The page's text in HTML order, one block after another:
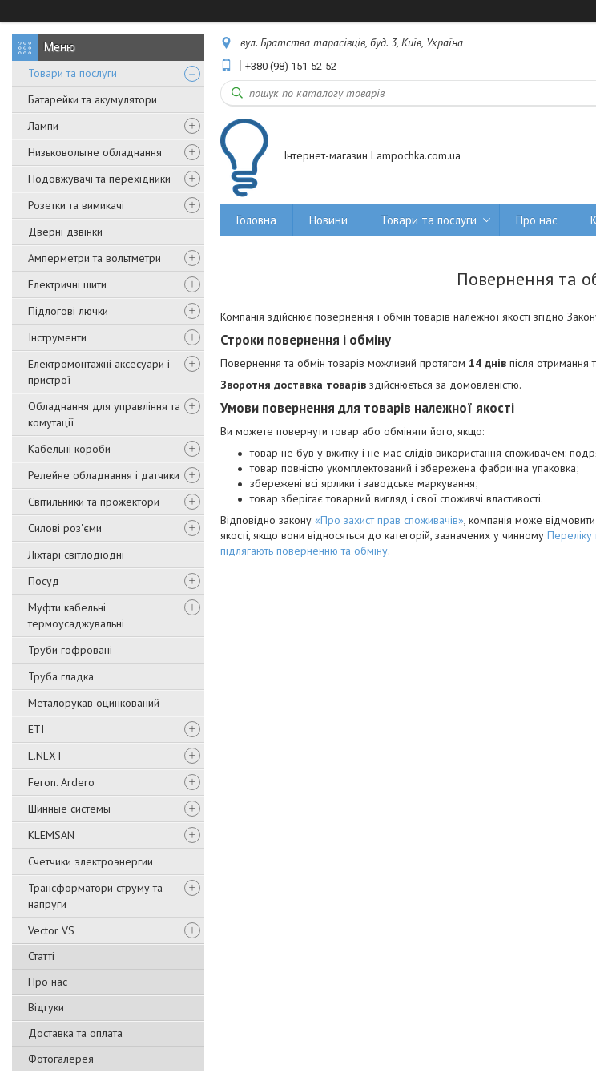
Товари та послуги
Батарейки та акумулятори
Лампи
Низьковольтне обладнання
Подовжувачі та перехідники
Розетки та вимикачі
Дверні дзвінки
Амперметри та вольтметри
Електричні щити
Підлогові лючки
Інструменти
Електромонтажні аксесуари і
пристрої
Обладнання для управління та
комутації
Кабельні короби
Релейне обладнання і датчики
Світильники та прожектори
Силові роз'єми
Ліхтарі світлодіодні
Посуд
Муфти кабельні
термоусаджувальні
Труби гофровані
Труба гладка
Металорукав оцинкований
ETI
E.NEXT
Feron. Ardero
Шинные системы
KLEMSAN
Счетчики электроэнергии
Трансформатори струму та
напруги
Vector VS
Статті
Про нас
Відгуки
Доставка та оплата
Фотогалерея
вул. Братства тарасівців, буд. 3, Київ, Україна
+380 (98) 151-52-52
Інтернет-магазин Lampochka.com.ua
Головна Новини Товари та послуги Про нас
Повернення та
Компанія здійснює повернення і обмін товарів належної якості згідно
Строки повернення і обміну
Повернення та обмін товарів можливий протягом 14 днів після отримання
Зворотня доставка товарів здійснюється за домовленістю.
Умови повернення для товарів належної якості
Ви можете повернути товар або обміняти його, якщо:
товар не був у вжитку і не має слідів використання споживачем:
товар повністю укомплектований і збережена фабрична упаковка;
збережені всі ярлики і заводське маркування;
товар зберігає товарний вигляд і свої споживчі властивості.
Відповідно закону «Про захист прав споживачів», компанія може
якості, якщо вони відносяться до категорій, зазначених у чинному Переліку
підлягають поверненню та обміну.